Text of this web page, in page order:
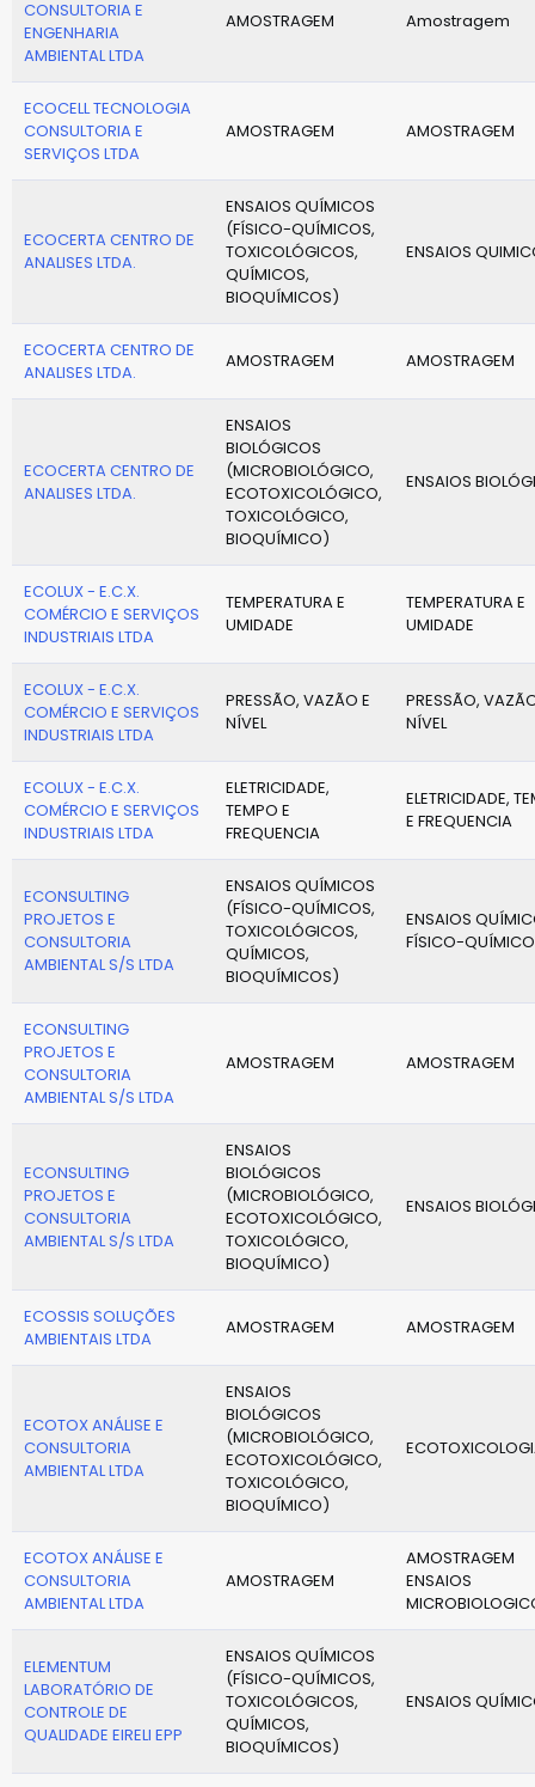
CONSULTORIA E
ENGENHARIA
AMBIENTAL LTDA
AMOSTRAGEM Amostragem
ECOCELL TECNOLOGIA
CONSULTORIA E
SERVIÇOS LTDA
AMOSTRAGEM AMOSTRAGEM
ECOCERTA CENTRO DE
ANALISES LTDA.
ENSAIOS QUÍMICOS
(FÍSICO-QUÍMICOS,
TOXICOLÓGICOS,
QUÍMICOS,
BIOQUÍMICOS)
ENSAIOS
ECOCERTA CENTRO DE
ANALISES LTDA.
AMOSTRAGEM AMOSTRAGEM
ECOCERTA CENTRO DE
ANALISES LTDA.
ENSAIOS
BIOLÓGICOS
(MICROBIOLÓGICO,
ECOTOXICOLÓGICO,
TOXICOLÓGICO,
BIOQUÍMICO)
ENSAIOS
ECOLUX - E.C.X.
COMÉRCIO E SERVIÇOS
INDUSTRIAIS LTDA
TEMPERATURA E
UMIDADE
TEMPERATURA E
UMIDADE
ECOLUX - E.C.X.
COMÉRCIO E SERVIÇOS
INDUSTRIAIS LTDA
PRESSÃO, VAZÃO E
NÍVEL
PRESSÃO,
NÍVEL
ECOLUX - E.C.X.
COMÉRCIO E SERVIÇOS
INDUSTRIAIS LTDA
ELETRICIDADE,
TEMPO E
FREQUENCIA
ELETRICIDADE,
E FREQUENCIA
ECONSULTING
PROJETOS E
CONSULTORIA
AMBIENTAL S/S LTDA
ENSAIOS QUÍMICOS
(FÍSICO-QUÍMICOS,
TOXICOLÓGICOS,
QUÍMICOS,
BIOQUÍMICOS)
ENSAIOS
FÍSICO-
ECONSULTING
PROJETOS E
CONSULTORIA
AMBIENTAL S/S LTDA
AMOSTRAGEM AMOSTRAGEM
ECONSULTING
PROJETOS E
CONSULTORIA
AMBIENTAL S/S LTDA
ENSAIOS
BIOLÓGICOS
(MICROBIOLÓGICO,
ECOTOXICOLÓGICO,
TOXICOLÓGICO,
BIOQUÍMICO)
ENSAIOS
ECOSSIS SOLUÇÕES
AMBIENTAIS LTDA
AMOSTRAGEM AMOSTRAGEM
ECOTOX ANÁLISE E
CONSULTORIA
AMBIENTAL LTDA
ENSAIOS
BIOLÓGICOS
(MICROBIOLÓGICO,
ECOTOXICOLÓGICO,
TOXICOLÓGICO,
BIOQUÍMICO)
ECOTOX ANÁLISE E
CONSULTORIA
AMBIENTAL LTDA
AMOSTRAGEM
AMOSTRAGEM
ENSAIOS
ELEMENTUM
LABORATÓRIO DE
CONTROLE DE
QUALIDADE EIRELI EPP
ENSAIOS QUÍMICOS
(FÍSICO-QUÍMICOS,
TOXICOLÓGICOS,
QUÍMICOS,
BIOQUÍMICOS)
ENSAIOS